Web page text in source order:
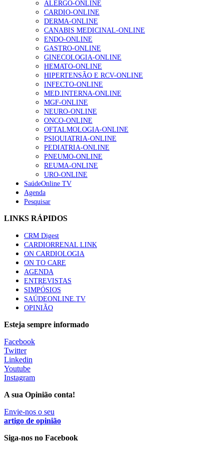
Alguns milhares de utentes podem ficar sem médico de
família com nova regras do registo, alerta associação
155 visualizações
1.º Episódio do Podcast “Frequência Cardio – Sintoniza-
te na Insuficiência Cardíaca” da Bayer
99 visualizações
“Os programas de rastreio do cancro do pulmão são
custo-efetivos e representam um investimento
sustentável para os sistemas de saúde”
88 visualizações
Quase quatro em cada dez doentes com enfarte
86 visualizações
Trodelvy aprovado para primeira linha no cancro da
mama triplo negativo metastático em doentes não
elegíveis para inibidores PD-(L)1
61 visualizações
MAIS NOTÍCIAS
Quase 11.900 jovens recorreram aos cheques psicólogo e
nutricionista no primeiro mês
7 Ago, 2026
ULS de Coimbra estreia cirurgia endoscópica do ouvido com
apoio robótico em Portugal
7 Ago, 2026|0 Comments
ALERGO-ONLINE
CARDIO-ONLINE
DERMA-ONLINE
CANABIS MEDICINAL-ONLINE
ENDO-ONLINE
GASTRO-ONLINE
GINECOLOGIA-ONLINE
HEMATO-ONLINE
HIPERTENSÃO E RCV-ONLINE
INFECTO-ONLINE
MED.INTERNA-ONLINE
MGF-ONLINE
NEURO-ONLINE
ONCO-ONLINE
OFTALMOLOGIA-ONLINE
PSIQUIATRIA-ONLINE
PEDIATRIA-ONLINE
PNEUMO-ONLINE
REUMA-ONLINE
URO-ONLINE
SaúdeOnline TV
Agenda
Pesquisar
LINKS RÁPIDOS
CRM Digest
CARDIORRENAL LINK
ON CARDIOLOGIA
ON TO CARE
AGENDA
ENTREVISTAS
SIMPÓSIOS
SAÚDEONLINE.TV
OPINIÃO
Esteja sempre informado
Facebook
Twitter
Linkedin
Youtube
Instagram
A sua Opinião conta!
Envie-nos o seu
artigo de opinião
Siga-nos no Facebook